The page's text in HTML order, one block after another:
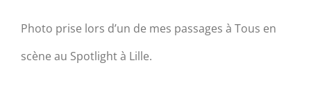
Photo prise lors d’un de mes passages à Tous en
scène au Spotlight à Lille.